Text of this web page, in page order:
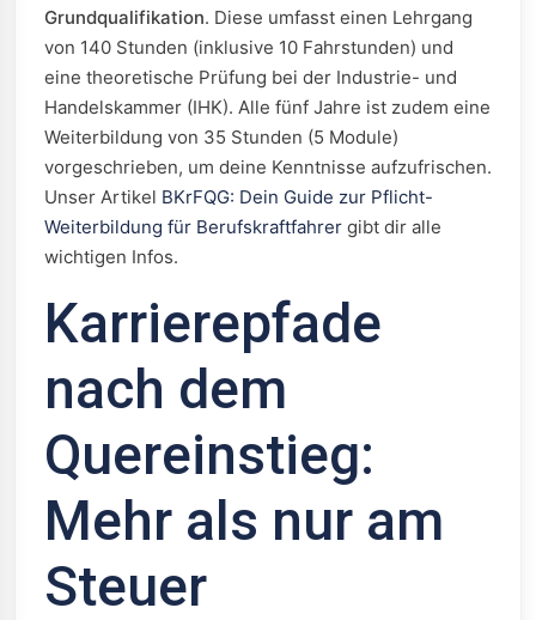
Grundqualifikation. Diese umfasst einen Lehrgang
von 140 Stunden (inklusive 10 Fahrstunden) und
eine theoretische Prüfung bei der Industrie- und
Handelskammer (IHK). Alle fünf Jahre ist zudem eine
Weiterbildung von 35 Stunden (5 Module)
vorgeschrieben, um deine Kenntnisse aufzufrischen.
Unser Artikel BKrFQG: Dein Guide zur Pflicht-
Weiterbildung für Berufskraftfahrer gibt dir alle
wichtigen Infos.
Karrierepfade
nach dem
Quereinstieg:
Mehr als nur am
Steuer